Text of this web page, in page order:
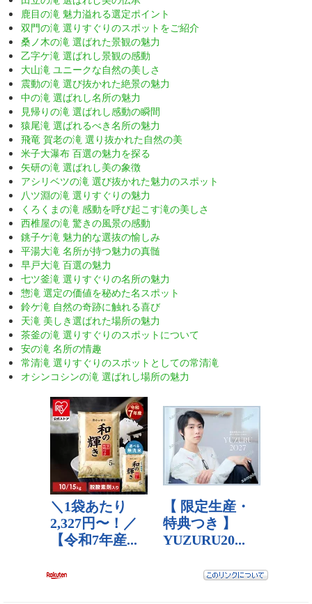
鹿目の滝 魅力溢れる選定ポイント
双門の滝 選りすぐりのスポットをご紹介
桑ノ木の滝 選ばれた景観の魅力
乙字ケ滝 選ばれし景観の感動
大山滝 ユニークな自然の美しさ
震動の滝 選び抜かれた絶景の魅力
中の滝 選ばれし名所の魅力
見帰りの滝 選ばれし感動の瞬間
猿尾滝 選ばれるべき名所の魅力
飛竜 賀老の滝 選り抜かれた自然の美
米子大瀑布 百選の魅力を探る
矢研の滝 選ばれし美の象徴
アシリベツの滝 選び抜かれた魅力のスポット
八ツ淵の滝 選りすぐりの魅力
くろくまの滝 感動を呼び起こす滝の美しさ
西椎屋の滝 驚きの風景の感動
銚子ケ滝 魅力的な選抜の愉しみ
平湯大滝 名所が持つ魅力の真髄
早戸大滝 百選の魅力
七ツ釜滝 選りすぐりの名所の魅力
惣滝 選定の価値を秘めた名スポット
鈴ケ滝 自然の奇跡に触れる喜び
天滝 美しき選ばれた場所の魅力
茶釜の滝 選りすぐりのスポットについて
安の滝 名所の情趣
常清滝 選りすぐりのスポットとしての常清滝
オシンコシンの滝 選ばれし場所の魅力